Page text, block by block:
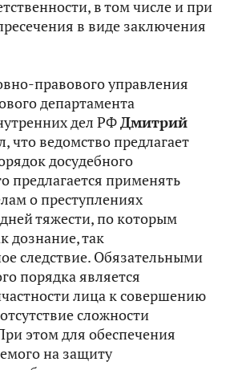
в том числе и при
в виде заключения
правового управления
департамента
дел РФДмитрий
что ведомство предлагает
досудебного
предлагается применять
о преступлениях
тяжести, по которым
дознание, так
следствие. Обязательными
порядка является
лица к совершению
сложности
этом для обеспечения
на защиту